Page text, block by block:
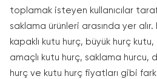
toplamak isteyen kullanıcılar
saklama ürünleri arasında yer
kapaklı kutu hurç, büyük hurç
amaçlı kutu hurç, saklama hurcu,
hurç ve kutu hurç fiyatları gibi